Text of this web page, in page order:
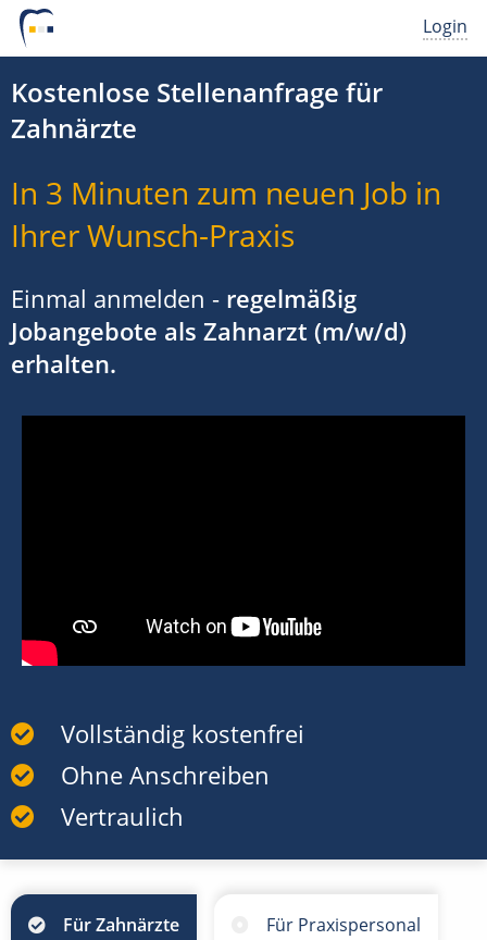
Login
Kostenlose Stellenanfrage für
Zahnärzte
In 3 Minuten zum neuen Job in
Ihrer Wunsch-Praxis
Einmal anmelden - regelmäßig
Jobangebote als Zahnarzt (m/w/d)
erhalten.
Vollständig kostenfrei
Ohne Anschreiben
Vertraulich
Für Zahnärzte Für Praxispersonal